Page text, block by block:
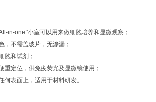
in-one”小室可以用来做细胞培养和显微观察；
，不需盖玻片，无渗漏；
胞和试剂；
重定位，供免疫荧光及显微镜使用；
何表面上，适用于材料研发。